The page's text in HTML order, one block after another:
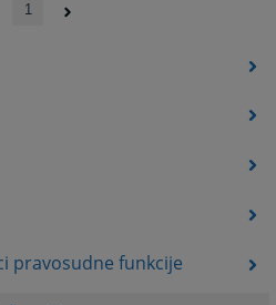
pravosudne funkcije
1